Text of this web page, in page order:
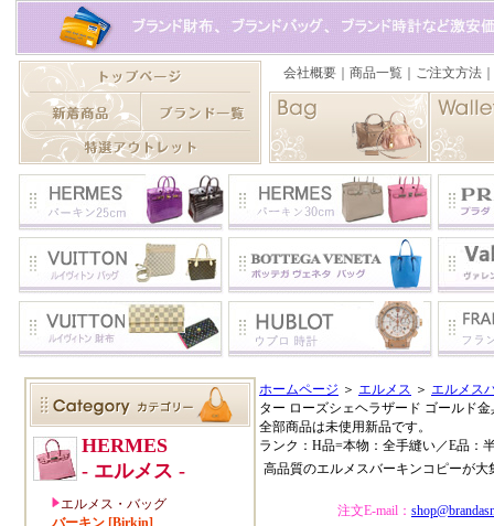
ホームページ ＞ エルメス ＞ エルメス
ター ローズシェヘラザード ゴールド
全部商品は未使用新品です。
ランク：H品=本物：全手縫い／E品：
高品質のエルメスバーキンコピーが
注文E-mail：